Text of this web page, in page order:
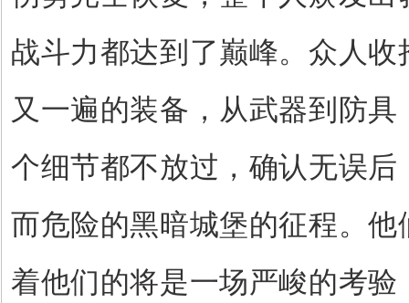
战斗力都达到了巅峰。众人
又一遍的装备，从武器到防
个细节都不放过，确认无误
而危险的黑暗城堡的征程。
着他们的将是一场严峻的考